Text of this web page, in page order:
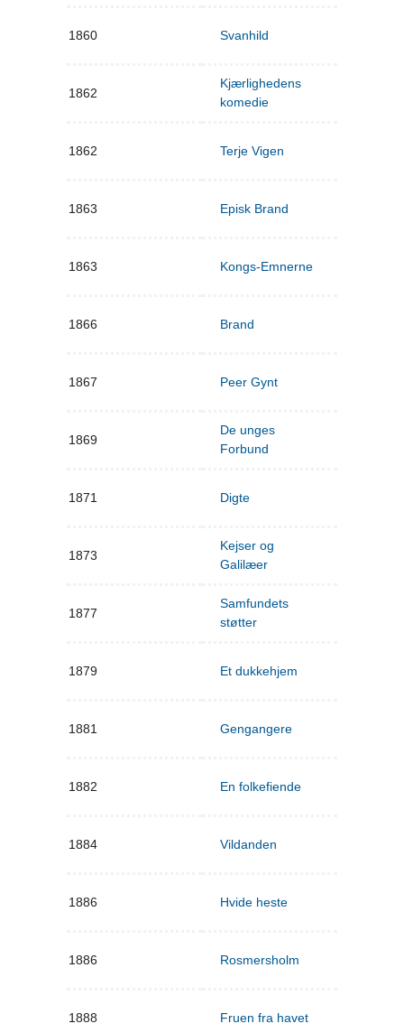
1860 Svanhild
1862
Kjærlighedens
komedie
1862 Terje Vigen
1863 Episk Brand
1863 Kongs-Emnerne
1866 Brand
1867 Peer Gynt
1869
De unges
Forbund
1871 Digte
1873
Kejser og
Galilæer
1877
Samfundets
støtter
1879 Et dukkehjem
1881 Gengangere
1882 En folkefiende
1884 Vildanden
1886 Hvide heste
1886 Rosmersholm
1888 Fruen fra havet